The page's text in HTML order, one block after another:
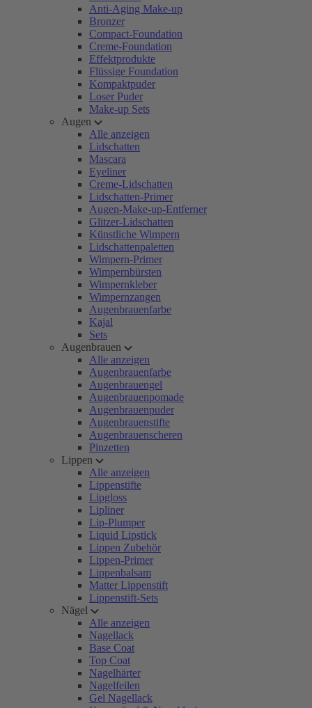
Anti-Aging Make-up
Bronzer
Compact-Foundation
Creme-Foundation
Effektprodukte
Flüssige Foundation
Kompaktpuder
Loser Puder
Make-up Sets
Augen
Alle anzeigen
Lidschatten
Mascara
Eyeliner
Creme-Lidschatten
Lidschatten-Primer
Augen-Make-up-Entferner
Glitzer-Lidschatten
Künstliche Wimpern
Lidschattenpaletten
Wimpern-Primer
Wimpernbürsten
Wimpernkleber
Wimpernzangen
Augenbrauenfarbe
Kajal
Sets
Augenbrauen
Alle anzeigen
Augenbrauenfarbe
Augenbrauengel
Augenbrauenpomade
Augenbrauenpuder
Augenbrauenstifte
Augenbrauenscheren
Pinzetten
Lippen
Alle anzeigen
Lippenstifte
Lipgloss
Lipliner
Lip-Plumper
Liquid Lipstick
Lippen Zubehör
Lippen-Primer
Lippenbalsam
Matter Lippenstift
Lippenstift-Sets
Nägel
Alle anzeigen
Nagellack
Base Coat
Top Coat
Nagelhärter
Nagelfeilen
Gel Nagellack